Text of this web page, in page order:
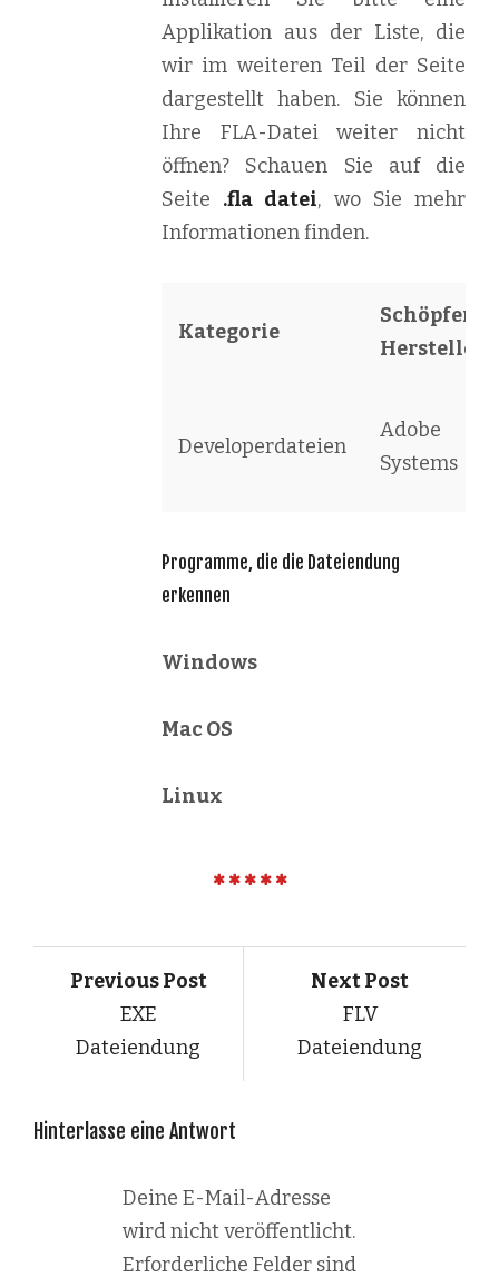
Applikation aus der Liste, die
wir im weiteren Teil der Seite
dargestellt haben. Sie können
Ihre FLA-Datei weiter nicht
öffnen? Schauen Sie auf die
Seite .fla datei, wo Sie mehr
Informationen finden.
Kategorie
Schöpfer /
Hersteller
Developerdateien
Adobe
Systems
Programme, die die Dateiendung
erkennen
Windows
Mac OS
Linux
Previous Post
EXE
Dateiendung
Next Post
FLV
Dateiendung
Hinterlasse eine Antwort
Deine E-Mail-Adresse
wird nicht veröffentlicht.
Erforderliche Felder sind